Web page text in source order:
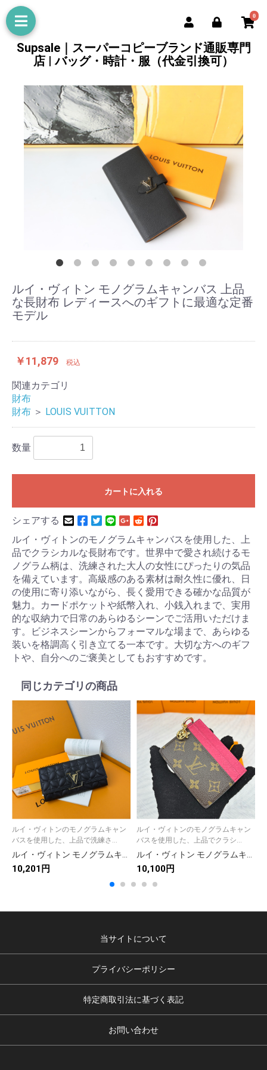
0
Supsale｜スーパーコピーブランド通販専門
店 | バッグ・時計・服（代金引換可）
ルイ・ヴィトン モノグラムキャンバス 上品
な長財布 レディースへのギフトに最適な定番
モデル
￥11,879 税込
関連カテゴリ
財布
財布 ＞ LOUIS VUITTON
数量
カートに入れる
シェアする
ルイ・ヴィトンのモノグラムキャンバスを使用した、上
品でクラシカルな長財布です。世界中で愛され続けるモ
ノグラム柄は、洗練された大人の女性にぴったりの気品
を備えています。高級感のある素材は耐久性に優れ、日
の使用に寄り添いながら、長く愛用できる確かな品質が
魅力。カードポケットや紙幣入れ、小銭入れまで、実用
的な収納力で日常のあらゆるシーンでご活用いただけま
す。ビジネスシーンからフォーマルな場まで、あらゆる
装いを格調高く引き立てる一本です。大切な方へのギフ
トや、自分へのご褒美としてもおすすめです。
同じカテゴリの商品
ルイ・ヴィトンのモノグラムキャン
バスを使用した、上品で洗練さ...
10,201円
ルイ・ヴィトンのモノグラムキャン
バスを使用した、上品でクラシ...
10,100円
当サイトについて
プライバシーポリシー
特定商取引法に基づく表記
お問い合わせ